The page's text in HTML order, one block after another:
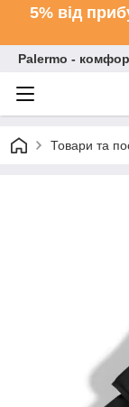
5% від
Palermo -
Товари та